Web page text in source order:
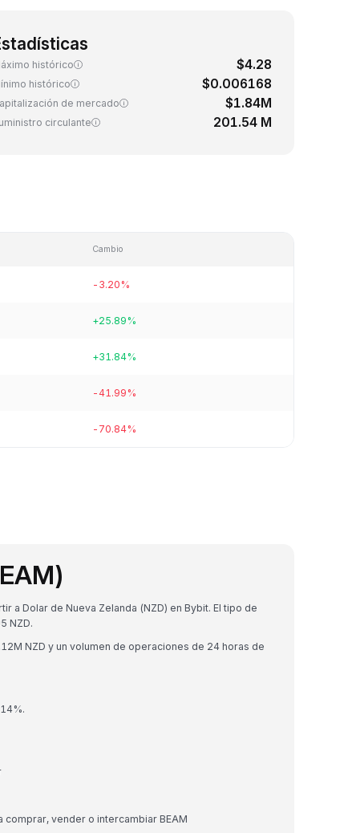
histórico $4.28
histórico $0.006168
de mercado $1.84M
circulante 201.54 M
Cambio
-3.20%
+25.89%
+31.84%
-41.99%
-70.84%
a Dolar de Nueva Zelanda (NZD) en Bybit. El tipo de
NZD.
NZD y un volumen de operaciones de 24 horas de
vender o intercambiar BEAM